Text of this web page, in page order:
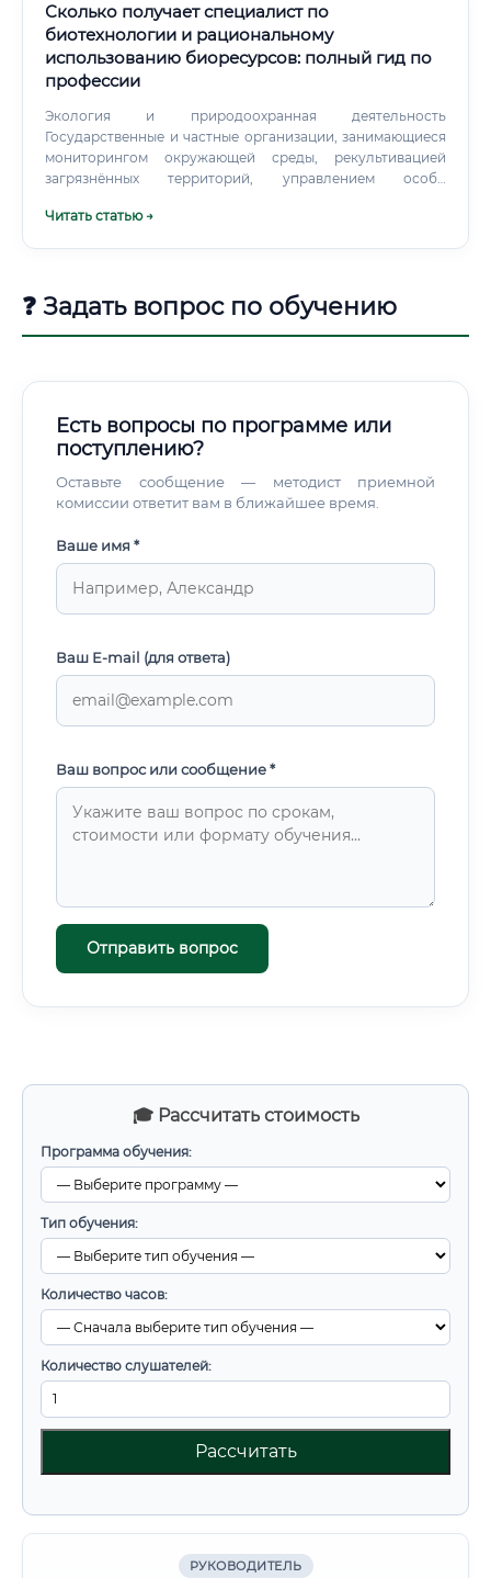
🎓 Рассчитать стоимость
Программа обучения:
Тип обучения:
Количество часов:
Количество слушателей:
Рассчитать
РУКОВОДИТЕЛЬ
Сколько получает специалист по
биотехнологии и рациональному
использованию биоресурсов: полный гид по
профессии
Экология и природоохранная деятельность
Государственные и частные организации, занимающиеся
мониторингом окружающей среды, рекультивацией
загрязнённых территорий, управлением особо
Производство биогаза, биоэтанола, биодизеля — это
университеты РАН, отраслевые НИИ, университеты —
традиционные места работы для тех, кто хочет
Читать статью →
❓ Задать вопрос по обучению
Есть вопросы по программе или
поступлению?
Оставьте сообщение — методист приемной
комиссии ответит вам в ближайшее время.
Ваше имя *
Ваш E-mail (для ответа)
Ваш вопрос или сообщение *
Отправить вопрос